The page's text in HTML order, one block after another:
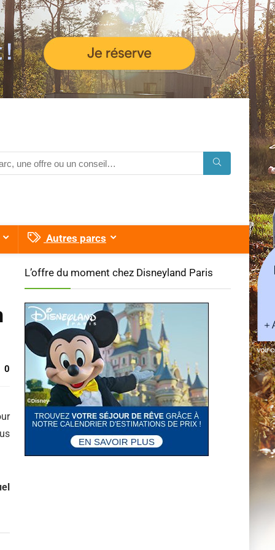
Autres parcs
0
L’offre du moment chez Disneyland Paris